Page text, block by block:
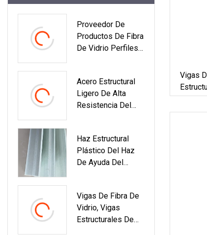
Proveedor De
Productos De Fibra
De Vidrio Perfiles
FRP.
Acero Estructural
Ligero De Alta
Resistencia Del
Haz Estructural
Plástico Del Haz
De Ayuda Del
Vidrio De FRP
Vigas De Fibra De
Vidrio, Vigas
Estructurales De
Vigas